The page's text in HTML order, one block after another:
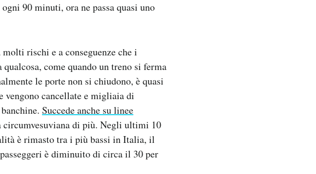
90 minuti, ora ne passa quasi uno
rischi e a conseguenze che i
come quando un treno si ferma
le porte non si chiudono, è quasi
vengono cancellate e migliaia di
Succede anche su linee
circumvesuviana di più. Negli ultimi 10
è rimasto tra i più bassi in Italia, il
è diminuito di circa il 30 per